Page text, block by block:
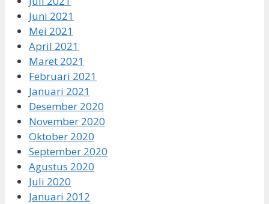
Juni 2021
Mei 2021
April 2021
Maret 2021
Februari 2021
Januari 2021
Desember 2020
November 2020
Oktober 2020
September 2020
Agustus 2020
Juli 2020
Januari 2012